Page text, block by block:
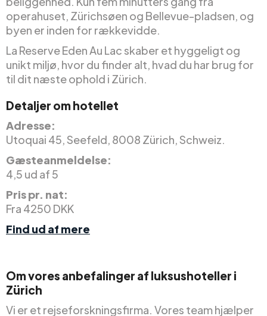
operahuset, Zürichsøen og Bellevue-pladsen, og
byen er inden for rækkevidde.
La Reserve Eden Au Lac skaber et hyggeligt og
unikt miljø, hvor du finder alt, hvad du har brug for
til dit næste ophold i Zürich.
Detaljer om hotellet
Adresse:
Utoquai 45, Seefeld, 8008 Zürich, Schweiz.
Gæsteanmeldelse:
4,5 ud af 5
Pris pr. nat:
Fra 4250 DKK
Find ud af mere
Om vores anbefalinger af luksushoteller i
Zürich
Vi er et rejseforskningsfirma. Vores team hjælper